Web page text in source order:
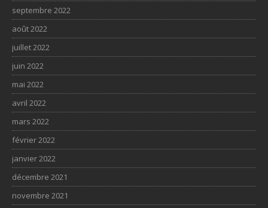
septembre 2022
août 2022
juillet 2022
juin 2022
mai 2022
avril 2022
mars 2022
février 2022
janvier 2022
décembre 2021
novembre 2021